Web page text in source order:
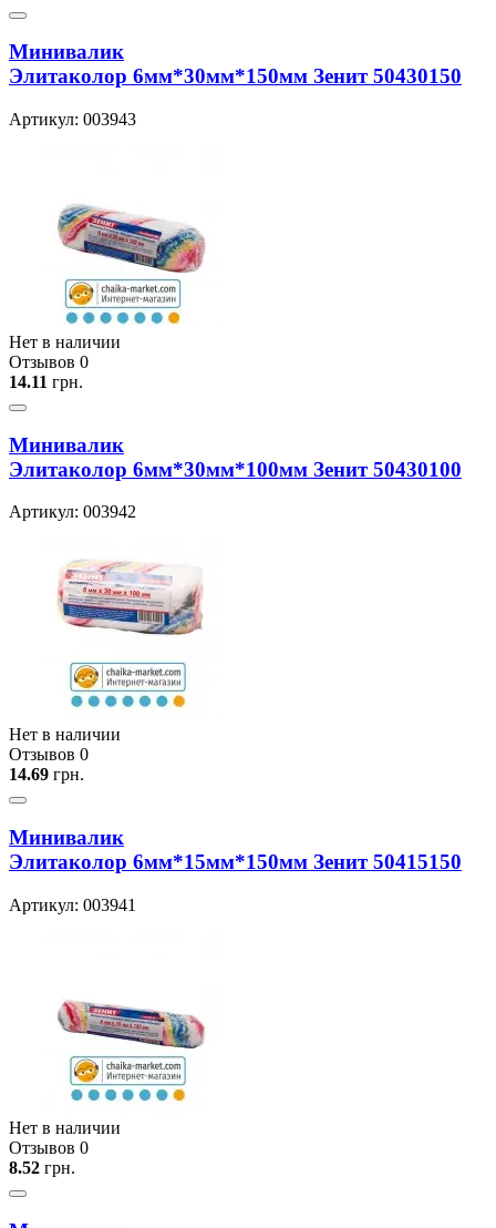
Минивалик
Элитаколор 6мм*30мм*150мм Зенит 50430150
Артикул: 003943
Нет в наличии
Отзывов 0
14.11 грн.
Минивалик
Элитаколор 6мм*30мм*100мм Зенит 50430100
Артикул: 003942
Нет в наличии
Отзывов 0
14.69 грн.
Минивалик
Элитаколор 6мм*15мм*150мм Зенит 50415150
Артикул: 003941
Нет в наличии
Отзывов 0
8.52 грн.